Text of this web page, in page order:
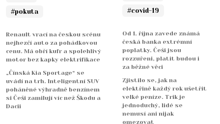
#pokuta
Renault vrací na českou scénu
nejhezčí auto za pohádkovou
cenu. Má obří kufr a spolehlivý
motor bez kapky elektrifikace
„Čínská Kia Sportage“ se
uvádí na trh. Inteligentní SUV
poháněné výhradně benzínem
si Češi zamilují víc než Škodu a
Dacii
#covid-19
Od 1. října zavede známá
česká banka extrémní
poplatky. Češi jsou
rozzuřeni, platit budou i
za běžné věci
Zjistilo se, jak na
elektřině každý rok ušetřit
velké peníze. Trik je
jednoduchý, lidé se
nemusí ani nijak
omezovat